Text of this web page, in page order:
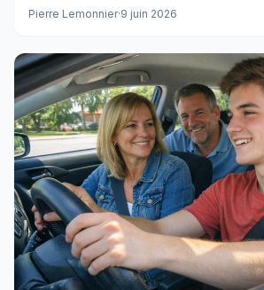
Pierre Lemonnier·9 juin 2026